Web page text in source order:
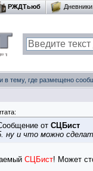
РЖДТьюб Дневники
в тему, где размещено
от СЦБист
ну и что можно
СЦБист! Может